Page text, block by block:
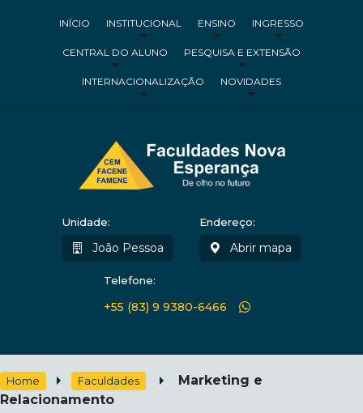
INÍCIO INSTITUCIONAL ENSINO INGRESSO
CENTRAL DO ALUNO PESQUISA E EXTENSÃO
INTERNACIONALIZAÇÃO NOVIDADES
Unidade:
João Pessoa
Endereço:
Abrir mapa
Telefone:
+55 (83) 9 9380-6466
Home Faculdades
Marketing e
Relacionamento